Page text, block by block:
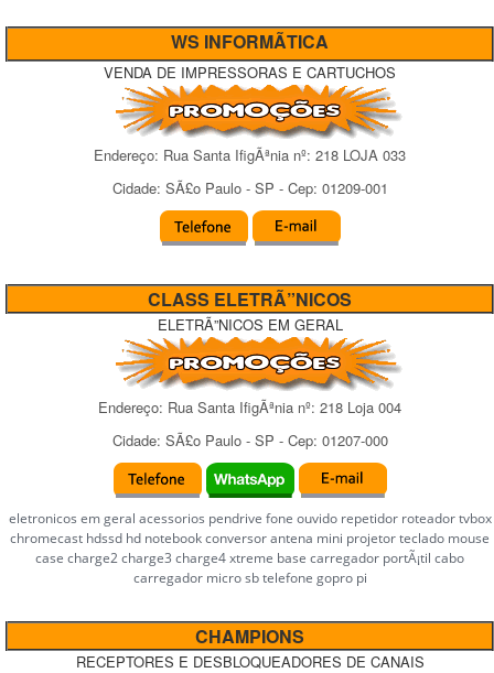
WS INFORMÃTICA
VENDA DE IMPRESSORAS E CARTUCHOS
Endereço: Rua Santa IfigÃªnia nº: 218 LOJA 033
Cidade: SÃ£o Paulo- SP - Cep: 01209-001
CLASS ELETRÃ”NICOS
ELETRÃ”NICOS EM GERAL
Endereço: Rua Santa IfigÃªnia nº: 218 Loja 004
Cidade: SÃ£o Paulo- SP - Cep: 01207-000
eletronicos em geral acessorios pendrive fone ouvido repetidor roteador tvbox
chromecast hdssd hd notebook conversor antena mini projetor teclado mouse
case charge2 charge3 charge4 xtreme base carregador portÃ¡til cabo
carregador micro sb telefone gopro pi
CHAMPIONS
RECEPTORES E DESBLOQUEADORES DE CANAIS